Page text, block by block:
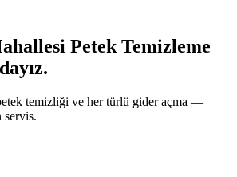
Petek Temizleme
petek temizliği ve her türlü gider açma —
servis.